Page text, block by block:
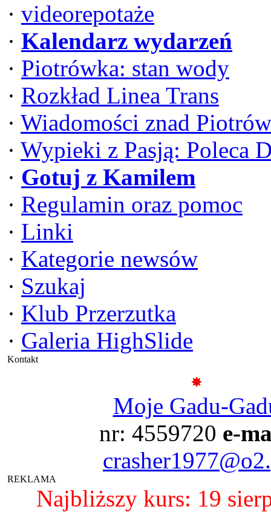
· videorepotaże
· Kalendarz wydarzeń
· Piotrówka: stan wody
· Rozkład Linea Trans
· Wiadomości znad
· Wypieki z Pasją: Poleca
· Gotuj z Kamilem
· Regulamin oraz pomoc
· Linki
· Kategorie newsów
· Szukaj
· Klub Przerzutka
· Galeria HighSlide
Kontakt
Moje Gadu-
nr: 4559720 e-
REKLAMA
Najbliższy kurs: 19